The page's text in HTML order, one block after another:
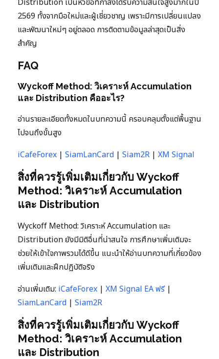
2569 ทั้งจากมือใหม่และผู้เชี่ยวชาญ เพราะมีการเปลี่ยนแปลง
และพัฒนาใหม่ๆ อยู่ตลอด การติดตามข้อมูลล่าสุดเป็นสิ่ง
สำคัญ
FAQ
Wyckoff Method: วิเคราะห์ Accumulation
และ Distribution คืออะไร?
อ่านรายละเอียดทั้งหมดในบทความนี้ ครอบคลุมตั้งแต่พื้นฐาน
ไปจนถึงขั้นสูง
iCafeForex | SiamLanCard | Siam2R | XM Signal
สิ่งที่ควรรู้เพิ่มเติมเกี่ยวกับ Wyckoff
Method: วิเคราะห์ Accumulation
และ Distribution
Wyckoff Method: วิเคราะห์ Accumulation และ
Distribution ยังมีมิติอื่นที่น่าสนใจ การศึกษาเพิ่มเติมจะ
ช่วยให้เข้าใจภาพรวมได้ดีขึ้น แนะนำให้อ่านบทความที่เกี่ยวข้อง
เพิ่มเติมและฝึกปฏิบัติจริง
อ่านเพิ่มเติม: iCafeForex | XM Signal EA ฟรี|
SiamLanCard | Siam2R
สิ่งที่ควรรู้เพิ่มเติมเกี่ยวกับ Wyckoff
Method: วิเคราะห์ Accumulation
และ Distribution